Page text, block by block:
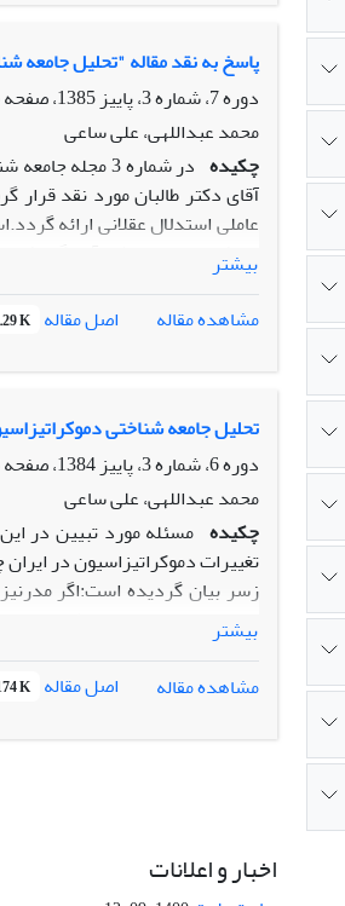
پاسخ به نقد مقاله "تحلیل جامعه
دوره 7، شماره 3، پاییز 1385، صفحه
محمد عبداللهی، علی ساعی
چکیده
آقای دکتر طالبان مورد نقد
عاملی استدلال عقلانی ارائه
معرفتی معینی نباشد،آمادگی
کافی 2. تکنیک آماری و ساختار داده ها 3. مشکل تحلیل عاملی.
بیشتر
مشاهده مقاله
اصل مقاله K
تحلیل جامعه شناختی
دوره 6، شماره 3، پاییز 1384، صفحه
محمد عبداللهی، علی ساعی
چکیده مسئله مورد تبیین در
تغییرات دموکراتیزاسیون در
زسر بیان گردیده است:اگر
مسئله از این چارچوب نظری
مدرنیزاسیون و توسعه جامعه مدنی به اندازه
بیشتر
مشاهده مقاله
اصل مقاله K
اخبار و اعلانات